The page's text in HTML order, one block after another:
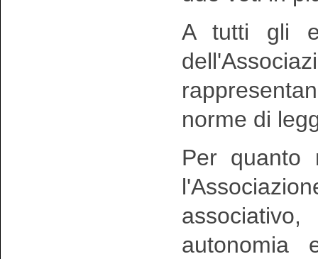
A tutti gli
norme di
Per quanto
autonomia